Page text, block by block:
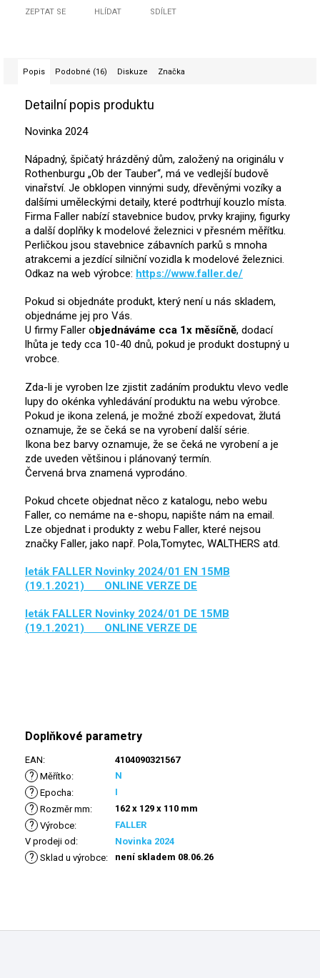
ZEPTAT SE HLÍDAT SDÍLET
Popis Podobné (16) Diskuze Značka
Detailní popis produktu
Novinka 2024
Nápadný, špičatý hrázděný dům, založený na originálu v
Rothenburgu „Ob der Tauber“, má ve vedlejší budově
vinařství. Je obklopen vinnými sudy, dřevěnými vozíky a
dalšími uměleckými detaily, které podtrhují kouzlo místa.
Firma Faller nabízí stavebnice budov, prvky krajiny, figurky
a další doplňky k modelové železnici v přesném měřítku.
Perličkou jsou stavebnice zábavních parků s mnoha
atrakcemi a jezdící silniční vozidla k modelové železnici.
Odkaz na web výrobce: https://www.faller.de/
Pokud si objednáte produkt, který není u nás skladem,
objednáme jej pro Vás.
U firmy Faller objednáváme cca 1x měsíčně, dodací
lhůta je tedy cca 10-40 dnů, pokud je produkt dostupný u
vrobce.
Zda-li je vyroben lze zjistit zadáním produktu vlevo vedle
lupy do okénka vyhledávání produktu na webu výrobce.
Pokud je ikona zelená, je možné zboží expedovat, žlutá
oznamuje, že se čeká se na vyrobení další série.
Ikona bez barvy oznamuje, že se čeká ne vyrobení a je
zde uveden většinou i plánovaný termín.
Červená brva znamená vyprodáno.
Pokud chcete objednat něco z katalogu, nebo webu
Faller, co nemáme na e-shopu, napište nám na email.
Lze objednat i produkty z webu Faller, které nejsou
značky Faller, jako např. Pola,Tomytec, WALTHERS atd.
leták FALLER Novinky 2024/01 EN 15MB
(19.1.2021) ONLINE VERZE DE
leták FALLER Novinky 2024/01 DE 15MB
(19.1.2021) ONLINE VERZE DE
Doplňkové parametry
EAN: 4104090321567
? Měřítko: N
? Epocha: I
? Rozměr mm: 162 x 129 x 110 mm
? Výrobce:
FALLER
V prodeji od : Novinka 2024
? Sklad u výrobce: není skladem 08.06.26